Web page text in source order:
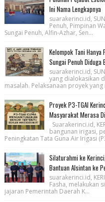
Ini Nama Lengkapnya
suarakerinci.id,
Penuh, Pimpinan
Sungai Penuh, Alfin-Azhar, Sen...
Kelompok Tani
Sungai Penuh Diduga
suarakerinci.id,
yang dialokasikan
masalah. Pelaksanaan proyek yang
Proyek P3-TGAI
Masyarakat Merasa
Suarakerinci.id,
bangunan irigasi,
Peningkatan Tata Guna Air Irigasi
Silaturahmi ke
Bantuan Alsintan ke
suarakerinci.id,
Fasha, melakukan
jajaran Pemerintah Daerah K...